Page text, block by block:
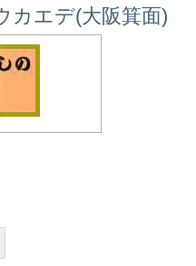
カエデ(大阪箕面)